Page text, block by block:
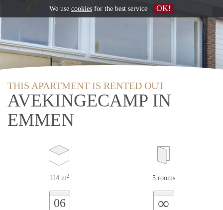
THIS APARTMENT IS RENTED OUT
AVEKINGECAMP IN
EMMEN
114 m2 5 rooms
06 ∞
We use cookiesfor the best service OK!